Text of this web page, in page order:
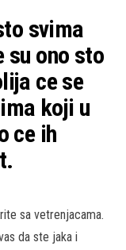
svima
su ono sto
ce se
koji u
ce ih
sa vetrenjacama.
da ste jaka i